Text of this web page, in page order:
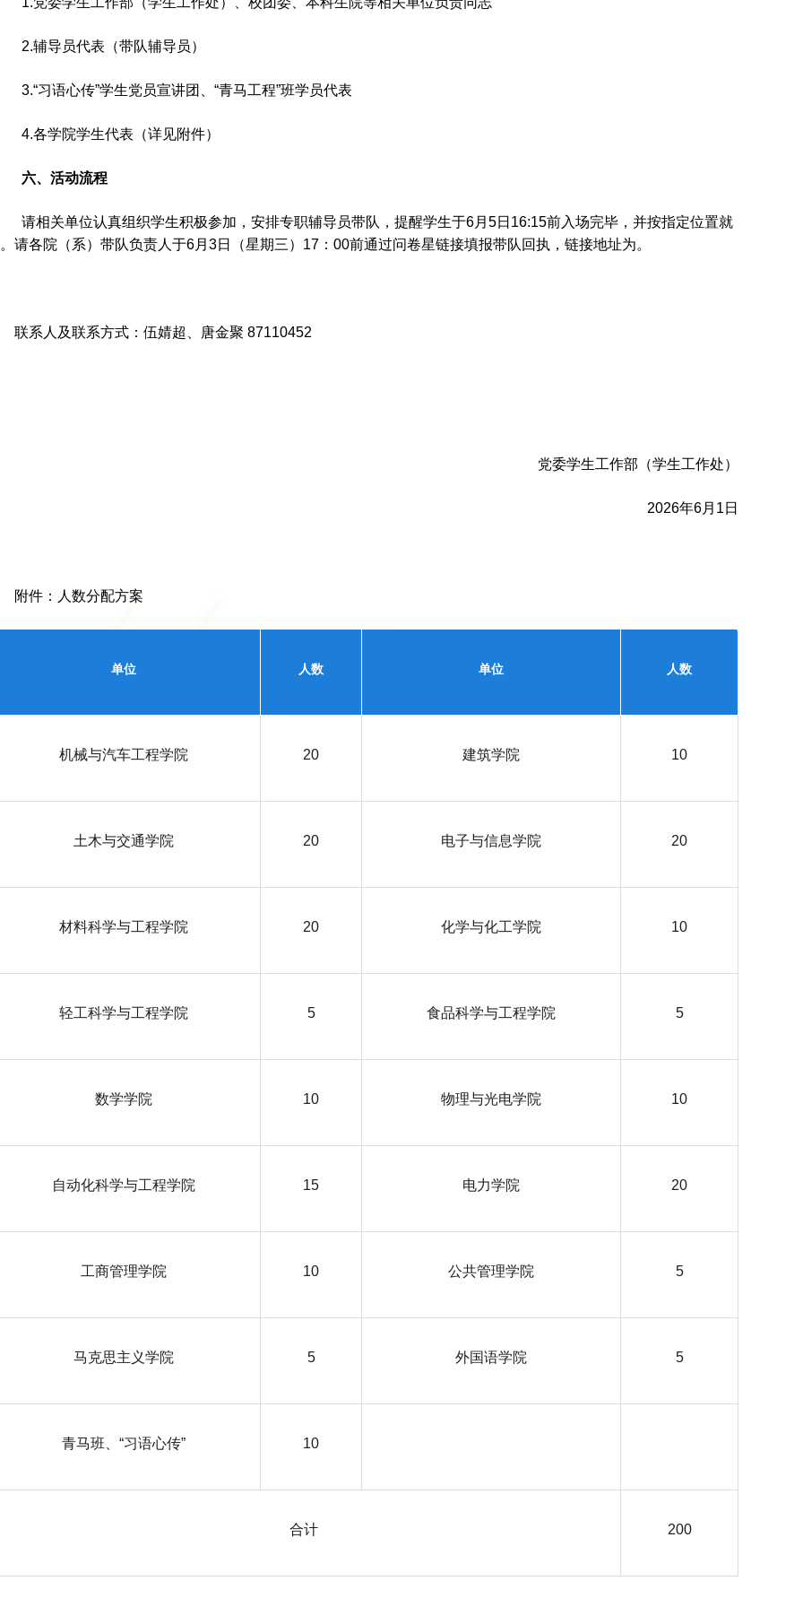
2.辅导员代表（带队辅导员）
3.“习语心传”学生党员宣讲团、“青马工程”班学员代表
4.各学院学生代表（详见附件）
六、活动流程
请相关单位认真组织学生积极参加，安排专职辅导员带队，提醒学生于6月5日16:15前入场完毕，并按指定位置就
请各院（系）带队负责人于6月3日（星期三）17：00前通过问卷星链接填报带队回执，链接地址为。
联系人及联系方式：伍婧超、唐金聚 87110452
党委学生工作部（学生工作处）
2026年6月1日
附件：人数分配方案
单位 人数 单位 人数
机械与汽车工程学院 20 建筑学院 10
土木与交通学院 20 电子与信息学院 20
材料科学与工程学院 20 化学与化工学院 10
轻工科学与工程学院 5 食品科学与工程学院 5
数学学院 10 物理与光电学院 10
自动化科学与工程学院 15 电力学院 20
工商管理学院 10 公共管理学院 5
马克思主义学院 5 外国语学院 5
青马班、“习语心传” 10
合计 200